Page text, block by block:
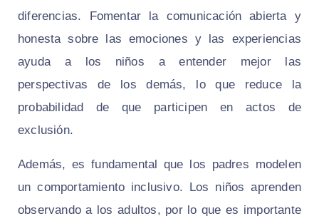
diferencias. Fomentar la comunicación abierta y
honesta sobre las emociones y las experiencias
ayuda a los niños a entender mejor las
perspectivas de los demás, lo que reduce la
probabilidad de que participen en actos de
exclusión.
Además, es fundamental que los padres modelen
un comportamiento inclusivo. Los niños aprenden
observando a los adultos, por lo que es importante